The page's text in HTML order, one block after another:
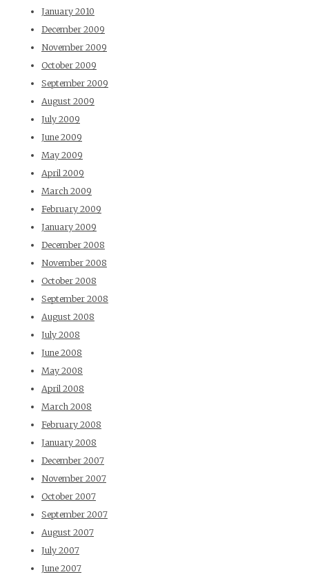
January 2010
December 2009
November 2009
October 2009
September 2009
August 2009
July 2009
June 2009
May 2009
April 2009
March 2009
February 2009
January 2009
December 2008
November 2008
October 2008
September 2008
August 2008
July 2008
June 2008
May 2008
April 2008
March 2008
February 2008
January 2008
December 2007
November 2007
October 2007
September 2007
August 2007
July 2007
June 2007